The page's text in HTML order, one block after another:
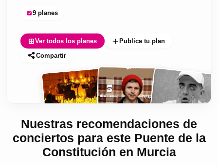
9 planes
Ver todos los planes
Publica tu plan
Compartir
Nuestras recomendaciones de
conciertos para este Puente de la
Constitución en Murcia